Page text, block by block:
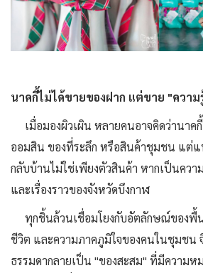
นาคกี้ไม่ได้ขายของฝาก แต่ขาย "ความ
เมื่อมองผิวเผิน หลายคนอาจคิดว่านาค
ออมสิน ของที่ระลึก หรือสินค้าชุมชน แต่
กลับบ้านไม่ใช่เพียงตัวสินค้า หากเป็นควา
และเรื่องราวของจังหวัดบึงกาฬ
ทุกชิ้นล้วนเชื่อมโยงกับอัตลักษณ์ของพื้
ชีวิต และความภาคภูมิใจของคนในชุมชน
ธรรมดากลายเป็น "ของสะสม" ที่มีความห